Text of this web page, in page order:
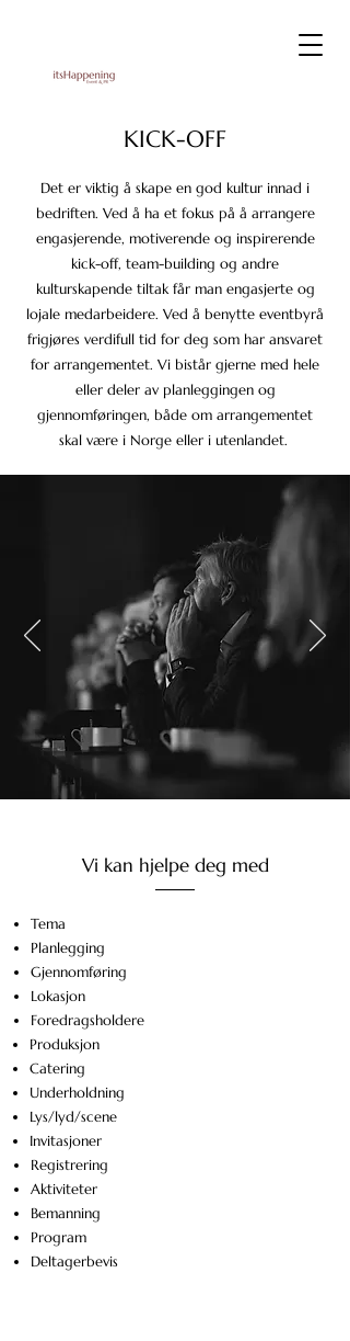
KICK-OFF
Det er viktig å skape en god kultur innad i
bedriften. Ved å ha et fokus på å arrangere
engasjerende, motiverende og inspirerende
kick-off, team-building og andre
kulturskapende tiltak får man engasjerte og
lojale medarbeidere. Ved å benytte eventbyrå
frigjøres verdifull tid for deg som har ansvaret
for arrangementet. Vi bistår gjerne med hele
eller deler av planleggingen og
gjennomføringen, både om arrangementet
skal være i Norge eller i utenlandet.
Vi kan hjelpe deg med
Tema
Planlegging
Gjennomføring
Lokasjon
Foredragsholdere
Produksjon
Catering
Underholdning
Lys/lyd/scene
Invitasjoner
Registrering
Aktiviteter
Bemanning
Program
Deltagerbevis